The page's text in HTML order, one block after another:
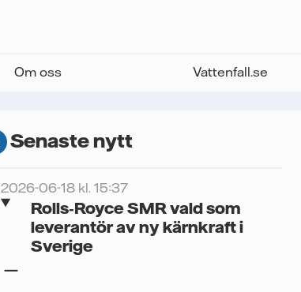
Om oss Vattenfall.se
Senaste nytt
2026-06-18 kl. 15:37
Rolls‑Royce SMR vald som
leverantör av ny kärnkraft i
Sverige